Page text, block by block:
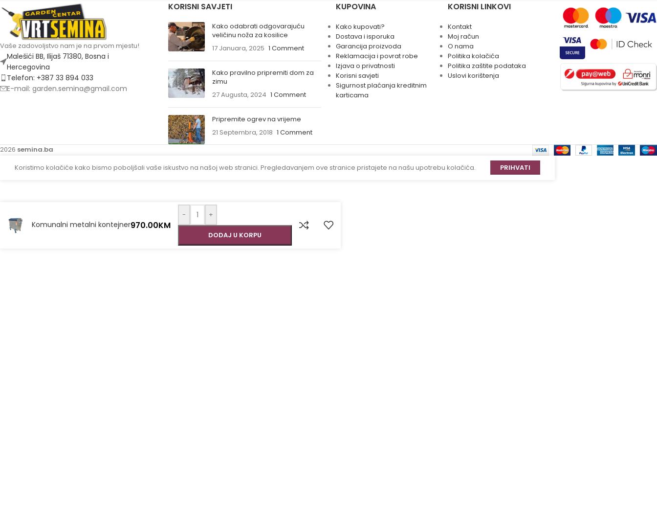
Vaše zadovoljstvo nam je na prvom mjestu!
Malešići BB, Ilijaš 71380, Bosna i
Hercegovina
Telefon: +387 33 894 033
E-mail: garden.semina@gmail.com
KORISNI SAVJETI
Kako odabrati odgovarajuću
veličinu noža za kosilice
17 Januara, 2025 1 Comment
Kako pravilno pripremiti dom za
zimu
27 Augusta, 2024 1 Comment
Pripremite ogrev na vrijeme
21 Septembra, 2018 1 Comment
KUPOVINA
Kako kupovati?
Dostava i isporuka
Garancija proizvoda
Reklamacija i povrat robe
Izjava o privatnosti
Korisni savjeti
Sigurnost plaćanja kreditnim
karticama
KORISNI LINKOVI
Kontakt
Moj račun
O nama
Politika kolačića
Politika zaštite podataka
Uslovi korištenja
2026 semina.ba
Koristimo kolačiće kako bismo poboljšali vaše iskustvo na našoj web stranici. Pregledavanjem ove stranice pristajete na našu upotrebu kolačića.
PRIHVATI
Komunalni metalni kontejner970.00KM
- +
DODAJ U KORPU